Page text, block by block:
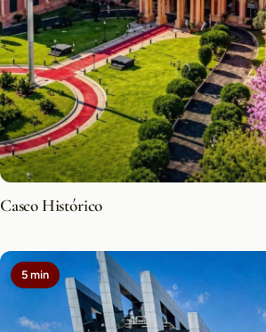
Casco Histórico
5 min